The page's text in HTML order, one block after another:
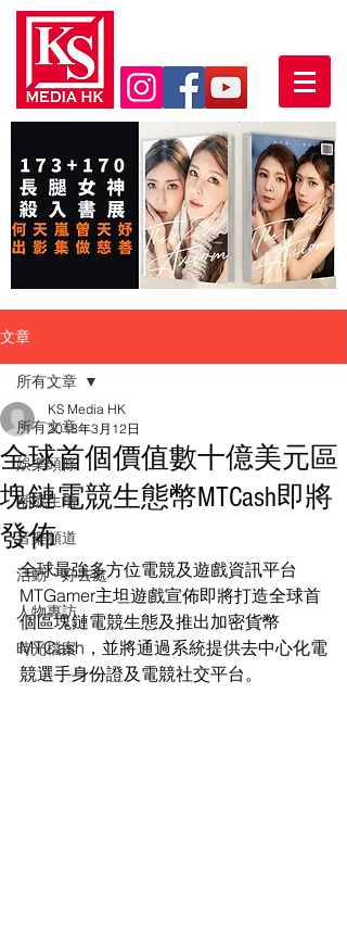
文章
所有文章
娛樂頭條
潮流生活
音樂頻道
活動・好去處
人物專訪
時光檔案
所有文章
全球首個價值數十億美元區
塊鏈電競生態幣MTCash即將
發佈
KS Media HK
2018年3月12日
全球最強多方位電競及遊戲資訊平台
MTGamer主坦遊戲宣佈即將打造全球首
個區塊鏈電競生態及推出加密貨幣
MTCash，並將通過系統提供去中心化電
競選手身份證及電競社交平台。